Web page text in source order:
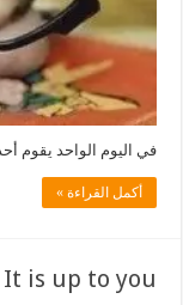
في اليوم الواحد يقوم
أكمل القراءة »
It is up to you